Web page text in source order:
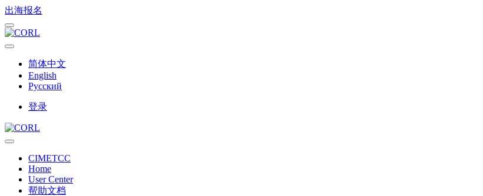
出海报名
简体中文
English
Русский
登录
CIMETCC
Home
User Center
帮助文档